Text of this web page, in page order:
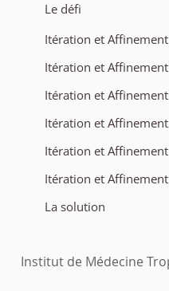
Le défi
La solution
Itération et
Itération et
Itération et
Itération et
Itération et
Itération et
Institut de Médecine